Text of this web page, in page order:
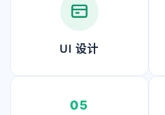
UI 设计
05